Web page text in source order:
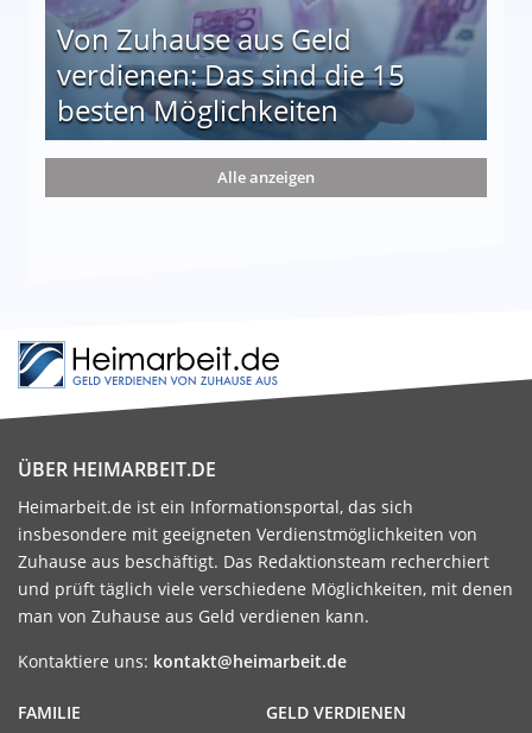
Von Zuhause aus Geld
verdienen: Das sind die 15
besten Möglichkeiten
die 15 besten Möglichkeiten
Alle anzeigen
ÜBER HEIMARBEIT.DE
Heimarbeit.de ist ein Informationsportal, das sich
insbesondere mit geeigneten Verdienstmöglichkeiten von
Zuhause aus beschäftigt. Das Redaktionsteam recherchiert
und prüft täglich viele verschiedene Möglichkeiten, mit denen
man von Zuhause aus Geld verdienen kann.
Kontaktiere uns: kontakt@heimarbeit.de
GELD VERDIENEN
FAMILIE